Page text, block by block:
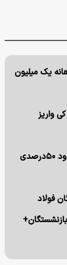
یک میلیون
کی واریز
شکاف مزدی در ایستگاه کارمندان دولت/ اختلاف حدود ۵۰درصدی
فولاد